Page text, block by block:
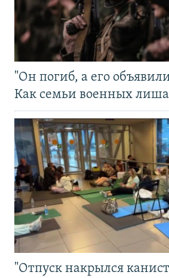
"Он погиб, а его
Как семьи военных
"Отпуск накрылся